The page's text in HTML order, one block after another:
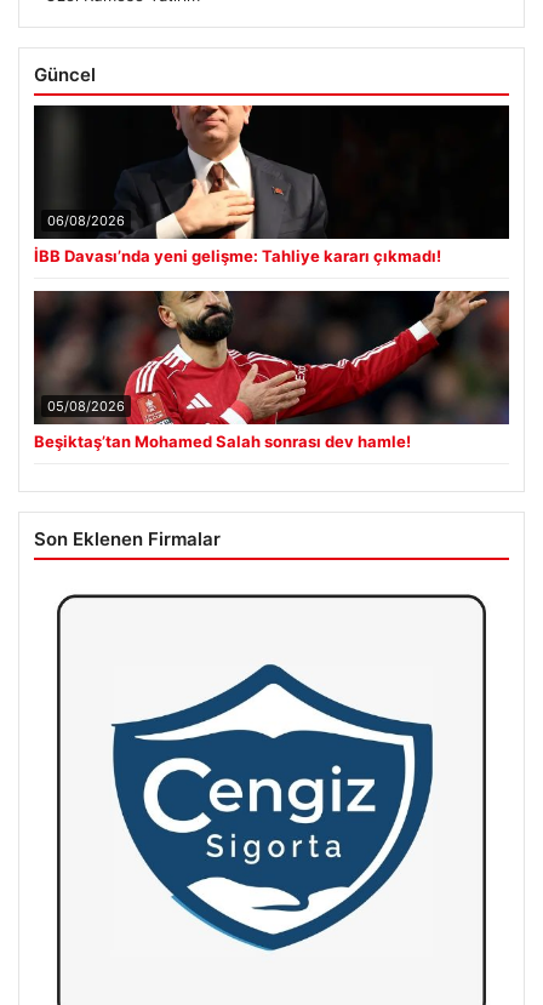
Güncel
06/08/2026
İBB Davası’nda yeni gelişme: Tahliye kararı çıkmadı!
05/08/2026
Beşiktaş’tan Mohamed Salah sonrası dev hamle!
Son Eklenen Firmalar